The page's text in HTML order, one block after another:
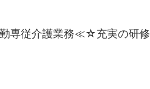
専従介護業務≪☆充実の研修